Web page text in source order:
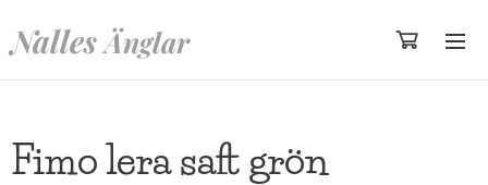
Nalles Änglar
Fimo lera saft grön